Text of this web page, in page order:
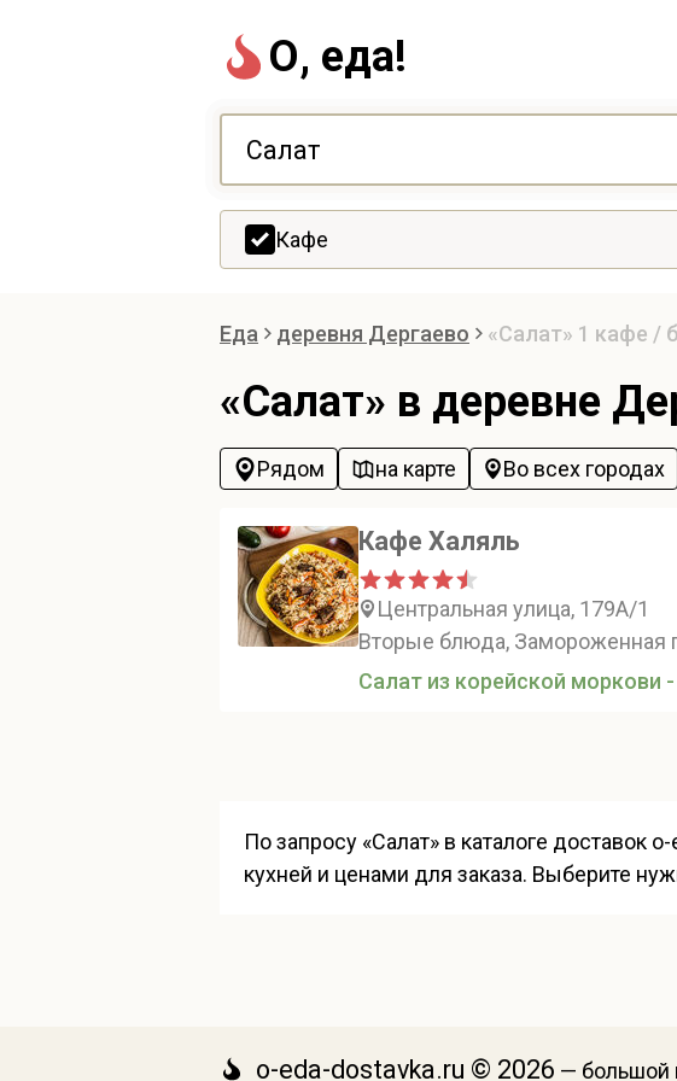
О, еда!
Кафе
Еда деревня Дергаево «Салат» 1 кафе /
«Салат» в деревне
Рядом на карте Во всех городах
Кафе Халяль
Центральная улица, 179А/1
Вторые блюда, Замороженная
Салат из корейской моркови
По запросу «Салат» в каталоге
кухней и ценами для заказа. Выберите
o-eda-dostavka.ru © 2026 — большой